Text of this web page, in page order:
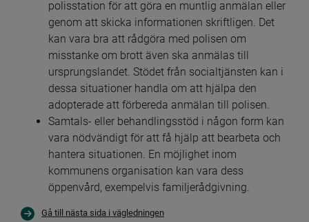
polisstation för att göra en muntlig anmälan eller
genom att skicka informationen skriftligen. Det
kan vara bra att rådgöra med polisen om
misstanke om brott även ska anmälas till
ursprungslandet. Stödet från socialtjänsten kan i
dessa situationer handla om att hjälpa den
adopterade att förbereda anmälan till polisen.
Samtals- eller behandlingsstöd i någon form kan
vara nödvändigt för att få hjälp att bearbeta och
hantera situationen. En möjlighet inom
kommunens organisation kan vara dess
öppenvård, exempelvis familjerådgivning.
Gå till nästa sida i vägledningen